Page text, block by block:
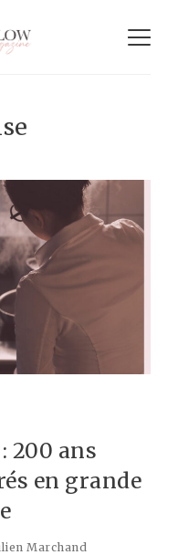
200 ans
en grande
Marchand